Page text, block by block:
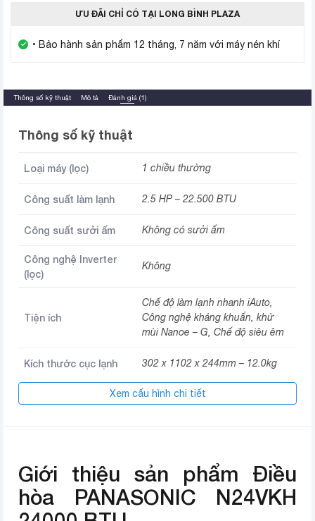
ƯU ĐÃI CHỈ CÓ TẠI LONG BÌNH PLAZA
• Bảo hành sản phẩm 12 tháng, 7 năm với máy nén khí
Thông số kỹ thuật Mô tả Đánh giá (1)
Thông số kỹ thuật
Loại máy (lọc) 1 chiều thường
Công suất làm lạnh 2.5 HP – 22.500 BTU
Công suất sưởi ấm Không có sưởi ấm
Công nghệ Inverter
(lọc)
Không
Tiện ích
Chế độ làm lạnh nhanh iAuto,
Công nghệ kháng khuẩn, khử
mùi Nanoe – G, Chế độ siêu êm
Kích thước cục lạnh 302 x 1102 x 244mm – 12.0kg
Kích thước cục nóng 619 x 824 x 299 mm – 41.0kg
đồng
Chiều cao lắp cục
nóng
10m
Xem cấu hình chi tiết
Giới thiệu sản phẩm Điều
hòa PANASONIC N24VKH